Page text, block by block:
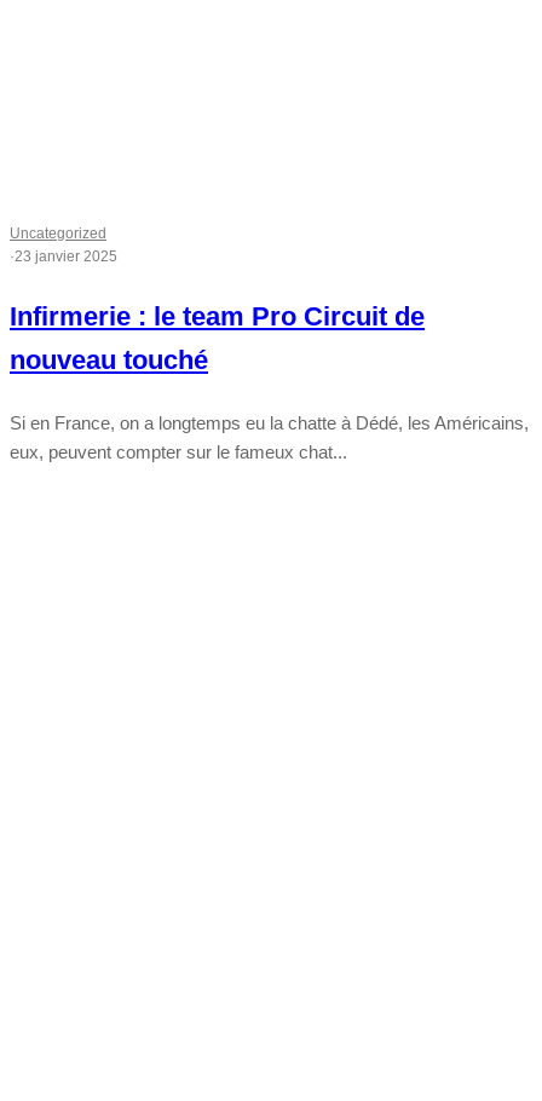
Uncategorized
·23 janvier 2025
Infirmerie : le team Pro Circuit de
nouveau touché
Si en France, on a longtemps eu la chatte à Dédé, les Américains,
eux, peuvent compter sur le fameux chat...